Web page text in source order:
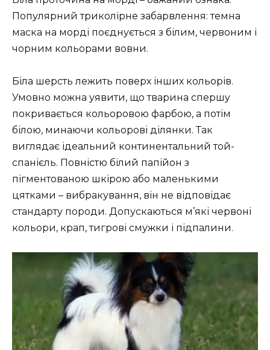
Популярний триколірне забарвлення: темна
маска на морді поєднується з білим, червоним і
чорним кольорами вовни.
Біла шерсть лежить поверх інших кольорів.
Умовно можна уявити, що тварина спершу
покривається кольоровою фарбою, а потім
білою, минаючи кольорові ділянки. Так
виглядає ідеальний континентальний той-
спанієль. Повністю білий папійон з
пігментованою шкірою або маленькими
цятками – вибракування, він не відповідає
стандарту породи. Допускаються м’які червоні
кольори, крап, тигрові смужки і підпалини.